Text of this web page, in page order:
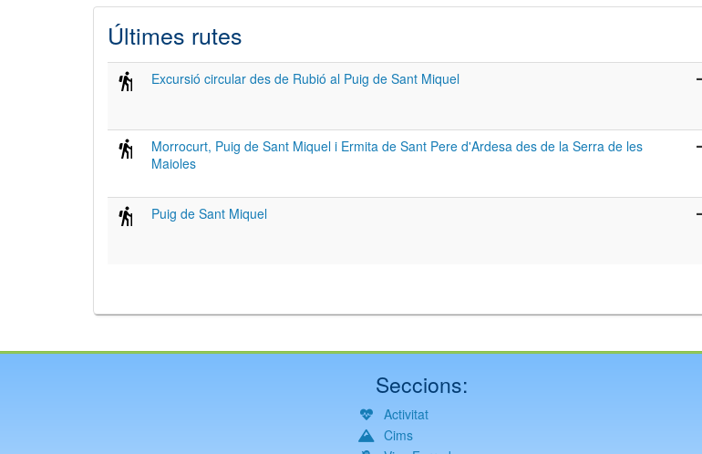
Últimes rutes
Excursió circular des de Rubió al Puig de Sant Miquel
Morrocurt, Puig de Sant Miquel i Ermita de Sant Pere d'Ardesa des de la Serra de les
Maioles
Puig de Sant Miquel
Seccions:
Activitat
Cims